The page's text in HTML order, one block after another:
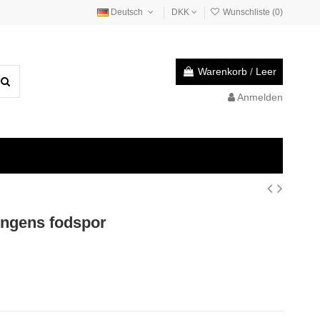
Deutsch DKK Wunschliste (0)
Warenkorb / Leer
Anmelden
fodspor